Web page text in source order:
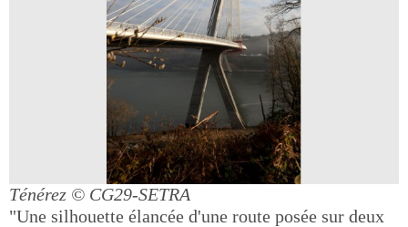
Ténérez © CG29-SETRA
"Une silhouette élancée d'une route posée sur deux